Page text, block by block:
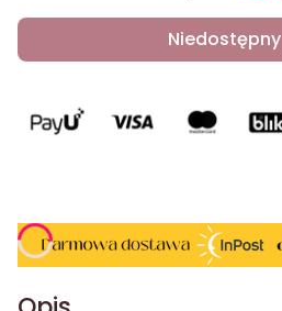
Niedostępny